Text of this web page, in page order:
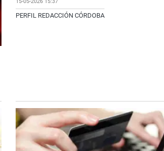
PERFIL REDACCIÓN CÓRDOBA